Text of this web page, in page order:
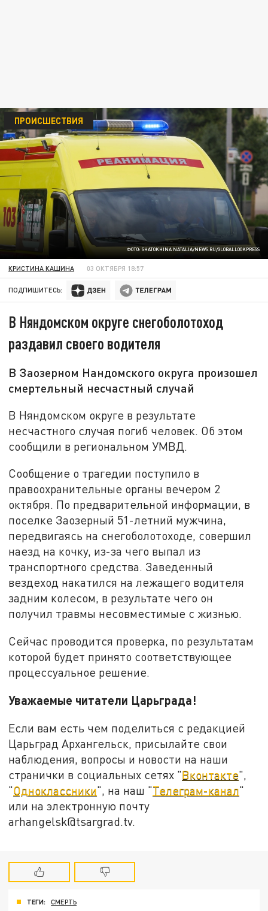
ФОТО: SHATOKHINA NATALIA/NEWS.RU/GLOBALLOOKPRESS
ПРОИСШЕСТВИЯ
КРИСТИНА КАШИНА 03 ОКТЯБРЯ 18:57
ПОДПИШИТЕСЬ:
В Няндомском округе снегоболотоход
раздавил своего водителя
В Заозерном Нандомского округа произошел
смертельный несчастный случай
В Няндомском округе в результате
несчастного случая погиб человек. Об этом
сообщили в региональном УМВД.
Сообщение о трагедии поступило в
правоохранительные органы вечером 2
октября. По предварительной информации, в
поселке Заозерный 51-летний мужчина,
передвигаясь на снегоболотоходе, совершил
наезд на кочку, из-за чего выпал из
транспортного средства. Заведенный
вездеход накатился на лежащего водителя
задним колесом, в результате чего он
получил травмы несовместимые с жизнью.
Сейчас проводится проверка, по результатам
которой будет принято соответствующее
процессуальное решение.
Уважаемые читатели Царьграда!
Если вам есть чем поделиться с редакцией
Царьград Архангельск, присылайте свои
наблюдения, вопросы и новости на наши
странички в социальных сетях "Вконтакте",
"Одноклассники", на наш "Телеграм-канал"
или на электронную почту
arhangelsk@tsargrad.tv.
ТЕГИ: СМЕРТЬ